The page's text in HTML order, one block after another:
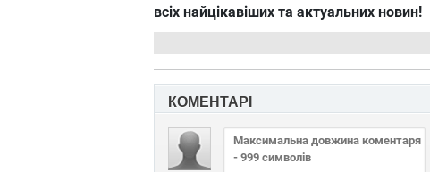
всіх найцікавіших та актуальних новин!
КОМЕНТАРІ